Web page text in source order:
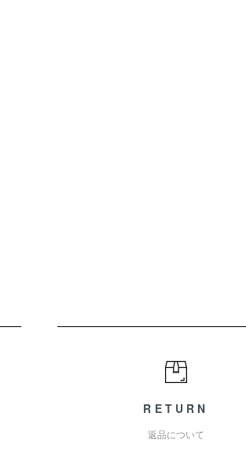
RETURN
返品について